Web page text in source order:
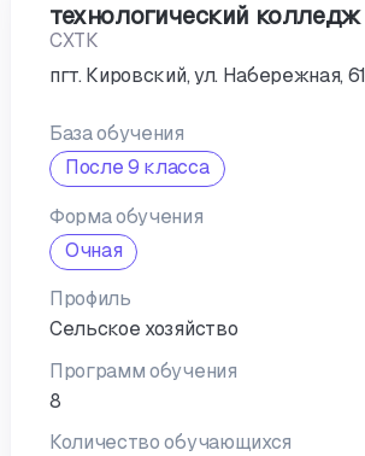
технологический колледж
СХТК
пгт. Кировский, ул. Набережная, 61
База обучения
После 9 класса
Форма обучения
Очная
Профиль
Сельское хозяйство
Программ обучения
8
Количество обучающихся